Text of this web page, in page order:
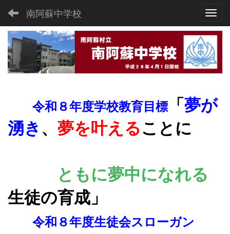
南阿蘇中学校
令和８年度学校教育目標 「 夢が
湧き 、 夢を叶えることに
ともに夢中になれる
生徒の育成 」
令和８年度生徒会スローガン